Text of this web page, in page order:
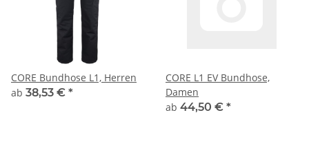
CORE Bundhose L1, Herren
ab 38,53 € *
CORE L1 EV Bundhose,
Damen
ab 44,50 € *